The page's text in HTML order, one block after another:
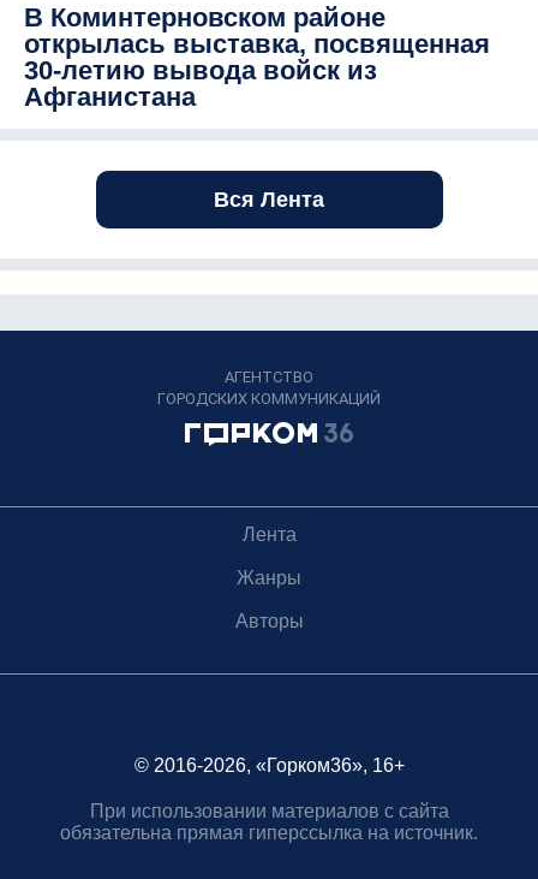
В Коминтерновском районе
открылась выставка, посвященная
30-летию вывода войск из
Афганистана
Вся Лента
АГЕНТСТВО
ГОРОДСКИХ КОММУНИКАЦИЙ
Лента
Жанры
Авторы
© 2016-2026, «Горком36», 16+
При использовании материалов с сайта
обязательна прямая гиперссылка на источник.